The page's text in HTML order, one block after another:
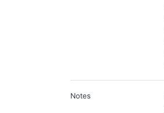
Notes